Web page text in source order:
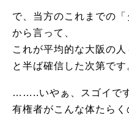
で、当方のこれまでの
から言って、
これが平均的な大阪の
と半ば確信した次第です
……..いやぁ、スゴイで
有権者がこんな体たらく